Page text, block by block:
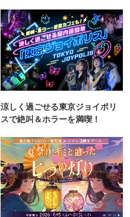
涼しく過ごせる東京ジョイポリ
スで絶叫＆ホラーを満喫！